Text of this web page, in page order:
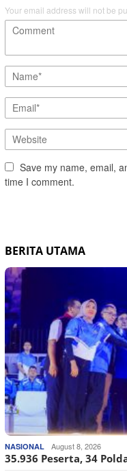
Your email address will not be
Save my name, email,
time I comment.
BERITA UTAMA
NASIONAL August 8, 2026
35.936 Peserta, 34